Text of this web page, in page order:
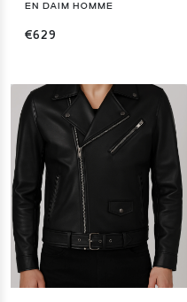
EN DAIM HOMME
€629